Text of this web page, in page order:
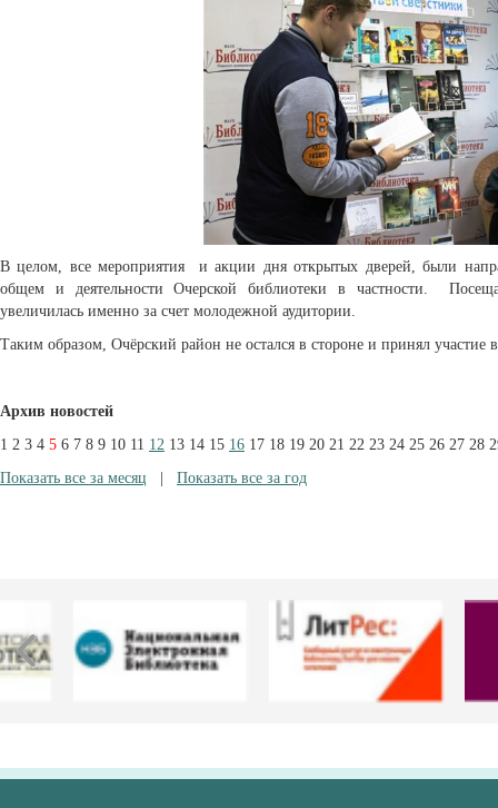
В целом, все мероприятия и акции дня открытых дверей, были
общем и деятельности Очерской библиотеки в частности.
увеличилась именно за счет молодежной аудитории.
Таким образом, Очёрский район не остался в стороне и принял участие
Архив новостей
1 2 3 4 5 6 7 8 9 10 11 12 13 14 15 16 17 18 19 20 21 22 23 24 25 26 27 28
Показать все за месяц
Показать все за год